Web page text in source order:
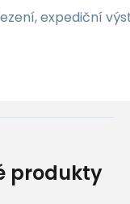
expediční
produkty